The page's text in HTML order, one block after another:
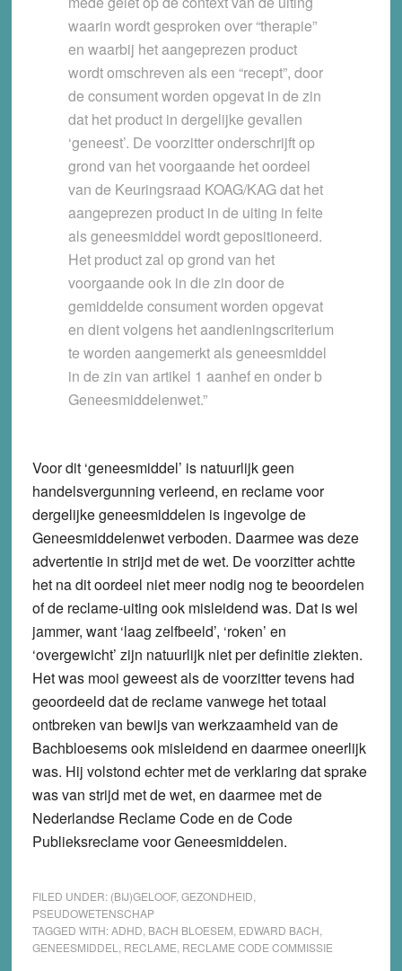
waarin wordt gesproken over “therapie”
en waarbij het aangeprezen product
wordt omschreven als een “recept”, door
de consument worden opgevat in de zin
dat het product in dergelijke gevallen
‘geneest’. De voorzitter onderschrijft op
grond van het voorgaande het oordeel
van de Keuringsraad KOAG/KAG dat het
aangeprezen product in de uiting in feite
als geneesmiddel wordt gepositioneerd.
Het product zal op grond van het
voorgaande ook in die zin door de
gemiddelde consument worden opgevat
en dient volgens het aandieningscriterium
te worden aangemerkt als geneesmiddel
in de zin van artikel 1 aanhef en onder b
Geneesmiddelenwet.”
Voor dit ‘geneesmiddel’ is natuurlijk geen
handelsvergunning verleend, en reclame voor
dergelijke geneesmiddelen is ingevolge de
Geneesmiddelenwet verboden. Daarmee was deze
advertentie in strijd met de wet. De voorzitter achtte
het na dit oordeel niet meer nodig nog te beoordelen
of de reclame-uiting ook misleidend was. Dat is wel
jammer, want ‘laag zelfbeeld’, ‘roken’ en
‘overgewicht’ zijn natuurlijk niet per definitie ziekten.
Het was mooi geweest als de voorzitter tevens had
geoordeeld dat de reclame vanwege het totaal
ontbreken van bewijs van werkzaamheid van de
Bachbloesems ook misleidend en daarmee oneerlijk
was. Hij volstond echter met de verklaring dat sprake
was van strijd met de wet, en daarmee met de
Nederlandse Reclame Code en de Code
Publieksreclame voor Geneesmiddelen.
FILED UNDER: (BIJ)GELOOF, GEZONDHEID
PSEUDOWETENSCHAP
TAGGED WITH:ADHD BACH BLOESEM EDWARD BACH
GENEESMIDDEL
RECLAME RECLAME CODE COMMISSIE